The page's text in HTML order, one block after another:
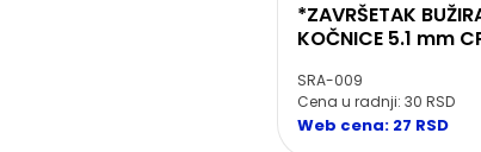
*ZAVRŠETAK
KOČNICE 5.1 mm
SRA-009
Cena u radnji: 30 RSD
Web cena: 27 RSD